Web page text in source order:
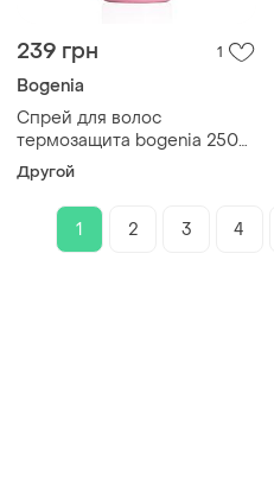
239 грн 1
Bogenia
Спрей для волос
термозащита bogenia 250
мл sakura
профессиональный
Другой
1 2 3 4